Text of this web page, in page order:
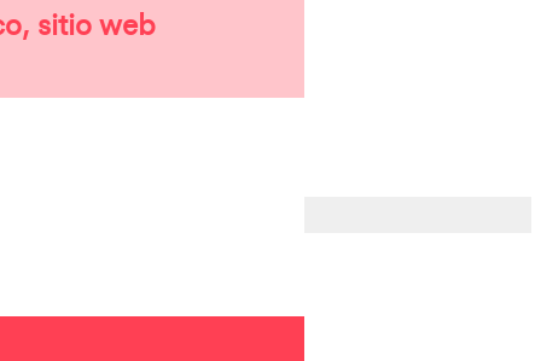
sitio web